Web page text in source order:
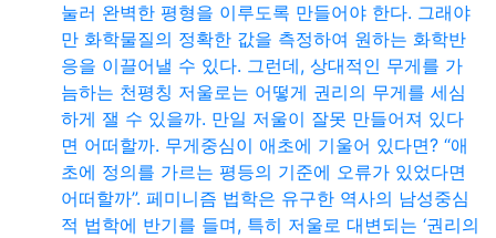
눌러 완벽한 평형을 이루도록 만들어야 한다. 그래야
만 화학물질의 정확한 값을 측정하여 원하는 화학반
응을 이끌어낼 수 있다. 그런데, 상대적인 무게를 가
늠하는 천평칭 저울로는 어떻게 권리의 무게를 세심
하게 잴 수 있을까. 만일 저울이 잘못 만들어져 있다
면 어떠할까. 무게중심이 애초에 기울어 있다면? “애
초에 정의를 가르는 평등의 기준에 오류가 있었다면
어떠할까”. 페미니즘 법학은 유구한 역사의 남성중심
적 법학에 반기를 들며, 특히 저울로 대변되는 ‘권리의